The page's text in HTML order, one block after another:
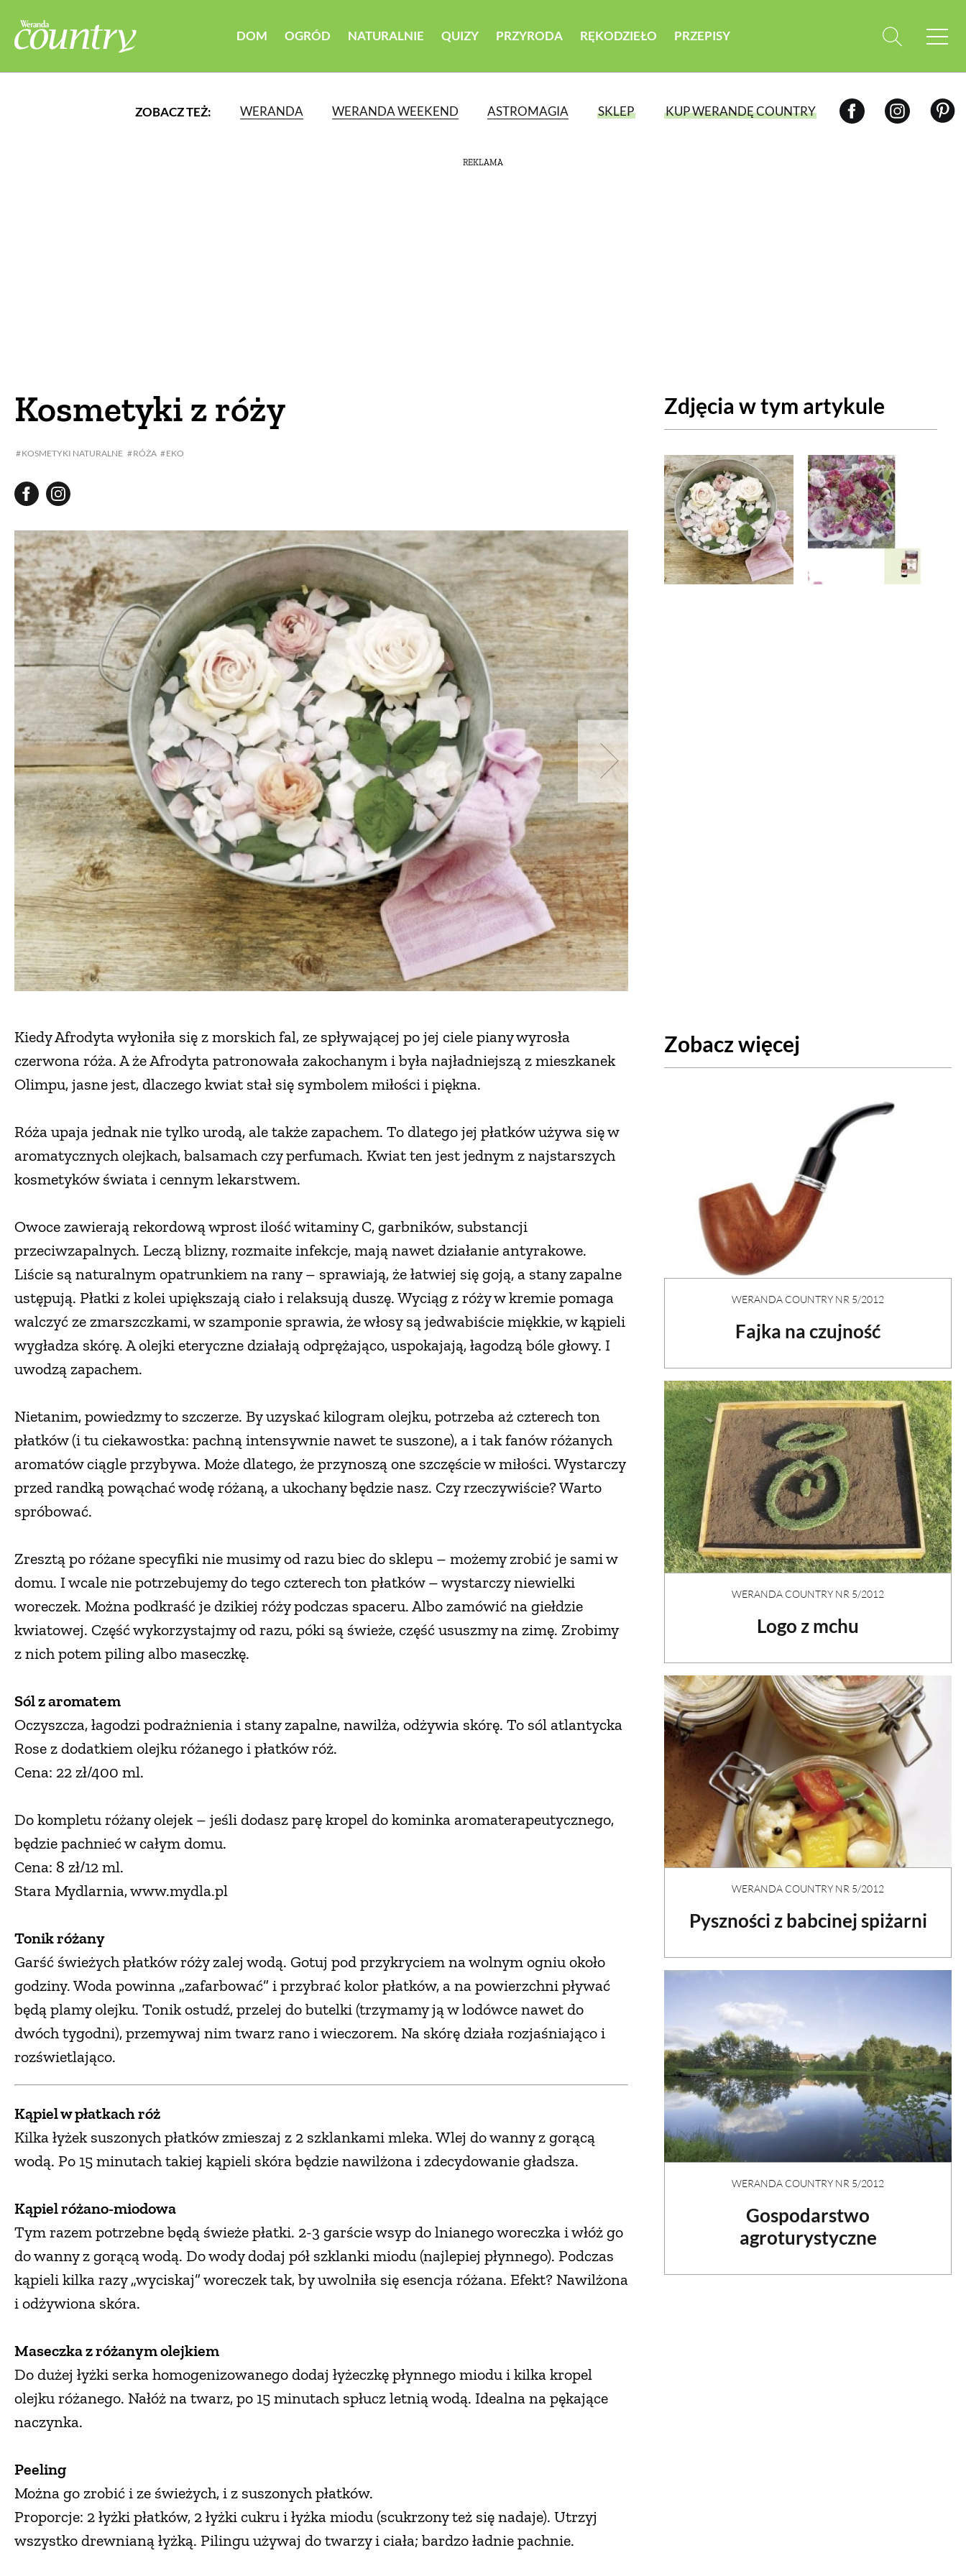
DOM OGRÓD NATURALNIE QUIZY PRZYRODA RĘKODZIEŁO PRZEPISY
ZOBACZ TEŻ: WERANDA WERANDA WEEKEND ASTROMAGIA SKLEP KUP WERANDĘ COUNTRY
REKLAMA
Kosmetyki z róży
KOSMETYKI NATURALNE RÓŻA EKO
Zdjęcia w tym artykule
Kiedy Afrodyta wyłoniła się z morskich fal, ze spływającej po jej ciele piany wyrosła
czerwona róża. A że Afrodyta patronowała zakochanym i była najładniejszą z mieszkanek
Olimpu, jasne jest, dlaczego kwiat stał się symbolem miłości i piękna.
Róża upaja jednak nie tylko urodą, ale także zapachem. To dlatego jej płatków używa się w
aromatycznych olejkach, balsamach czy perfumach. Kwiat ten jest jednym z najstarszych
kosmetyków świata i cennym lekarstwem.
Owoce zawierają rekordową wprost ilość witaminy C, garbników, substancji
przeciwzapalnych. Leczą blizny, rozmaite infekcje, mają nawet działanie antyrakowe.
Liście są naturalnym opatrunkiem na rany – sprawiają, że łatwiej się goją, a stany zapalne
ustępują. Płatki z kolei upiększają ciało i relaksują duszę. Wyciąg z róży w kremie pomaga
walczyć ze zmarszczkami, w szamponie sprawia, że włosy są jedwabiście miękkie, w kąpieli
wygładza skórę. A olejki eteryczne działają odprężająco, uspokajają, łagodzą bóle głowy. I
uwodzą zapachem.
Nietanim, powiedzmy to szczerze. By uzyskać kilogram olejku, potrzeba aż czterech ton
płatków (i tu ciekawostka: pachną intensywnie nawet te suszone), a i tak fanów różanych
aromatów ciągle przybywa. Może dlatego, że przynoszą one szczęście w miłości. Wystarczy
przed randką powąchać wodę różaną, a ukochany będzie nasz. Czy rzeczywiście? Warto
spróbować.
Zresztą po różane specyfiki nie musimy od razu biec do sklepu – możemy zrobić je sami w
domu. I wcale nie potrzebujemy do tego czterech ton płatków – wystarczy niewielki
woreczek. Można podkraść je dzikiej róży podczas spaceru. Albo zamówić na giełdzie
kwiatowej. Część wykorzystajmy od razu, póki są świeże, część ususzmy na zimę. Zrobimy
z nich potem piling albo maseczkę.
Sól z aromatem
Oczyszcza, łagodzi podrażnienia i stany zapalne, nawilża, odżywia skórę. To sól atlantycka
Rose z dodatkiem olejku różanego i płatków róż.
Cena: 22 zł/400 ml.
Do kompletu różany olejek – jeśli dodasz parę kropel do kominka aromaterapeutycznego,
będzie pachnieć w całym domu.
Cena: 8 zł/12 ml.
Stara Mydlarnia, www.mydla.pl
Tonik różany
Garść świeżych płatków róży zalej wodą. Gotuj pod przykryciem na wolnym ogniu około
godziny. Woda powinna „zafarbować” i przybrać kolor płatków, a na powierzchni pływać
będą plamy olejku. Tonik ostudź, przelej do butelki (trzymamy ją w lodówce nawet do
dwóch tygodni), przemywaj nim twarz rano i wieczorem. Na skórę działa rozjaśniająco i
rozświetlająco.
Kąpiel w płatkach róż
Kilka łyżek suszonych płatków zmieszaj z 2 szklankami mleka. Wlej do wanny z gorącą
wodą. Po 15 minutach takiej kąpieli skóra będzie nawilżona i zdecydowanie gładsza.
Kąpiel różano-miodowa
Tym razem potrzebne będą świeże płatki. 2-3 garście wsyp do lnianego woreczka i włóż go
do wanny z gorącą wodą. Do wody dodaj pół szklanki miodu (najlepiej płynnego). Podczas
kąpieli kilka razy „wyciskaj” woreczek tak, by uwolniła się esencja różana. Efekt? Nawilżona
i odżywiona skóra.
Maseczka z różanym olejkiem
Do dużej łyżki serka homogenizowanego dodaj łyżeczkę płynnego miodu i kilka kropel
olejku różanego. Nałóż na twarz, po 15 minutach spłucz letnią wodą. Idealna na pękające
naczynka.
Peeling
Można go zrobić i ze świeżych, i z suszonych płatków.
Proporcje: 2 łyżki płatków, 2 łyżki cukru i łyżka miodu (scukrzony też się nadaje). Utrzyj
wszystko drewnianą łyżką. Pilingu używaj do twarzy i ciała; bardzo ładnie pachnie.
Zobacz więcej
WERANDA COUNTRY NR 5/2012
Fajka na czujność
WERANDA COUNTRY NR 5/2012
Logo z mchu
WERANDA COUNTRY NR 5/2012
Pyszności z babcinej spiżarni
WERANDA COUNTRY NR 5/2012
Gospodarstwo
agroturystyczne
PROJEKTOWANIE OGRODU NATURALNA APTECZKA
ZWIERZĘTA DOMOWE
RĘKODZIEŁO RZEMIOSŁO
ZWYCZAJE ZRÓB TO SAM PRZEPISY ŚNIADANIA PRZYSTAWKI ZUPY
DANIA GŁÓWNE CIASTA I DESERY DODATKI PRZETWORY INNE